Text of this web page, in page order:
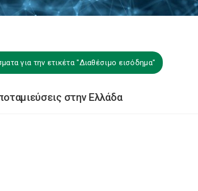
για την ετικέτα "Διαθέσιμο εισόδημα"
στην Ελλάδα